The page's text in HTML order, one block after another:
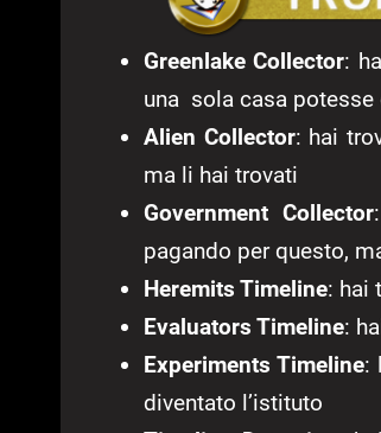
Greenlake Collector:
una sola casa
Alien Collector: hai
ma li hai trovati
Government Collector
pagando per questo,
Heremits Timeline: hai
Evaluators Timeline:
Experiments Timeline:
diventato l’istituto